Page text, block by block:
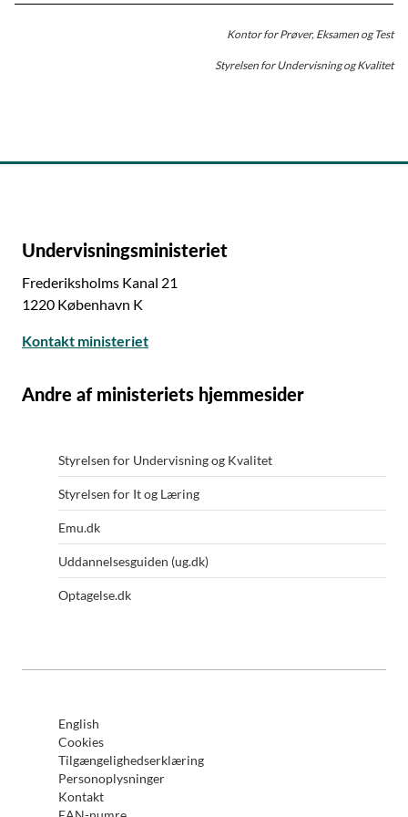
Kontor for Prøver, Eksamen og Test
Styrelsen for Undervisning og Kvalitet
Undervisningsministeriet
Frederiksholms Kanal 21
1220 København K
Kontakt ministeriet
Andre af ministeriets hjemmesider
Styrelsen for Undervisning og Kvalitet
Styrelsen for It og Læring
Emu.dk
Uddannelsesguiden (ug.dk)
Optagelse.dk
English
Cookies
Tilgængelighedserklæring
Personoplysninger
Kontakt